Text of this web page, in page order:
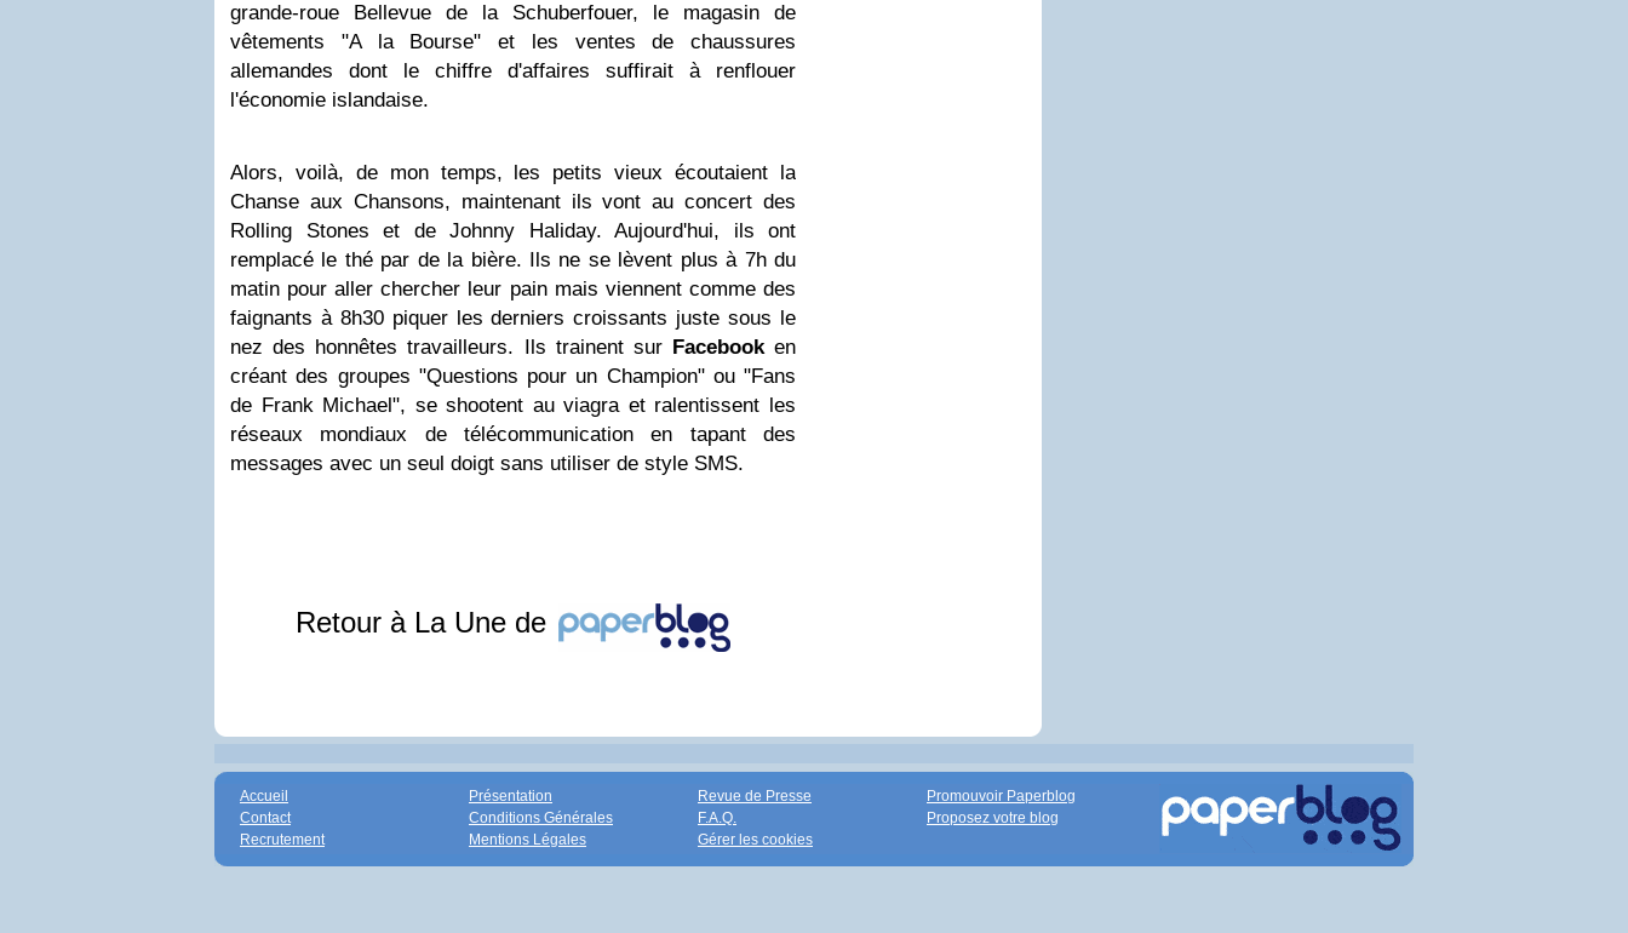
grande-roue Bellevue de la Schuberfouer, le magasin de
vêtements "A la Bourse" et les ventes de chaussures
allemandes dont le chiffre d'affaires suffirait à renflouer
l'économie islandaise.
Alors, voilà, de mon temps, les petits vieux écoutaient la
Chanse aux Chansons, maintenant ils vont au concert des
Rolling Stones et de Johnny Haliday. Aujourd'hui, ils ont
remplacé le thé par de la bière. Ils ne se lèvent plus à 7h du
matin pour aller chercher leur pain mais viennent comme des
faignants à 8h30 piquer les derniers croissants juste sous le
nez des honnêtes travailleurs. Ils trainent sur Facebooken
créant des groupes "Questions pour un Champion" ou "Fans
de Frank Michael", se shootent au viagra et ralentissent les
réseaux mondiaux de télécommunication en tapant des
messages avec un seul doigt sans utiliser de style SMS.
Retour à La Une de
Accueil
Contact
Recrutement
Présentation
Conditions Générales
Mentions Légales
Revue de Presse
F.A.Q.
Gérer les cookies
Promouvoir Paperblog
Proposez votre blog